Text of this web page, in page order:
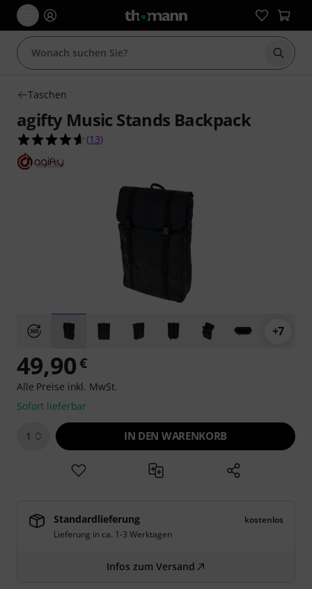
Suche
Taschen
agifty Music Stands Backpack
4.6 von 5 Sternen aus 13 Kundenbewertungen
(13)
+7
49,90€
Alle Preise inkl. MwSt.
Sofort lieferbar
1 IN DEN WARENKORB
Standardlieferung
kostenlos
Lieferung in ca. 1-3 Werktagen
Infos zum Versand